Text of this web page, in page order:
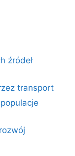
źródeł
transport